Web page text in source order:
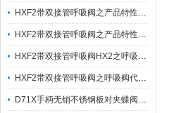
HXF2带双接管呼吸阀之产品特性应用与操作压力
HXF2带双接管呼吸阀之产品特性及操作压力
HXF2带双接管呼吸阀HX2之呼吸阀代号说明及操作压力
HXF2带双接管呼吸阀之呼吸阀代号说明及其操作压力
D71X手柄无销不锈钢板对夹蝶阀之产品主要特优点与技术参数